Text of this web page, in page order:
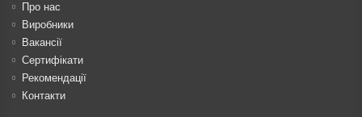
Про нас
Виробники
Вакансії
Сертифікати
Рекомендації
Контакти